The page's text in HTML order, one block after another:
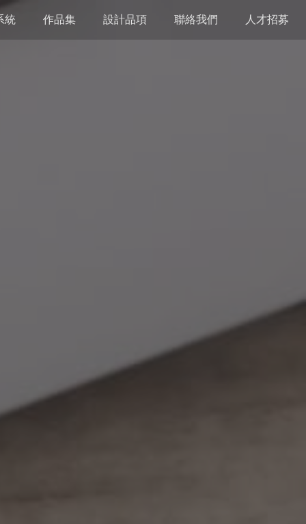
統 作品集 設計品項 聯絡我們 人才招募